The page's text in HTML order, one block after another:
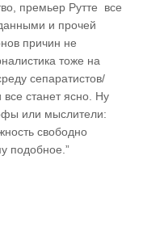
премьер Рутте все
и прочей
причин не
тоже на
сепаратистов/
станет ясно. Ну
или мыслители:
свободно
подобное.”